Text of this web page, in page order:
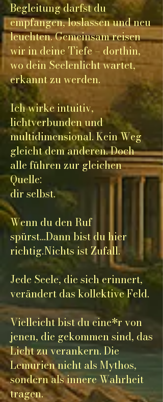
Begleitung darfst du
empfangen, loslassen und neu
leuchten. Gemeinsam reisen
wir in deine Tiefe – dorthin,
wo dein Seelenlicht wartet,
erkannt zu werden.
Ich wirke intuitiv,
lichtverbunden und
multidimensional. Kein Weg
gleicht dem anderen. Doch
alle führen zur gleichen
Quelle:
dir selbst.
Wenn du den Ruf
spürst...Dann bist du hier
richtig.Nichts ist Zufall.
Jede Seele, die sich erinnert,
verändert das kollektive Feld.
Vielleicht bist du eine*r von
jenen, die gekommen sind, das
Licht zu verankern. Die
Lemurien nicht als Mythos,
sondern als innere Wahrheit
tragen.